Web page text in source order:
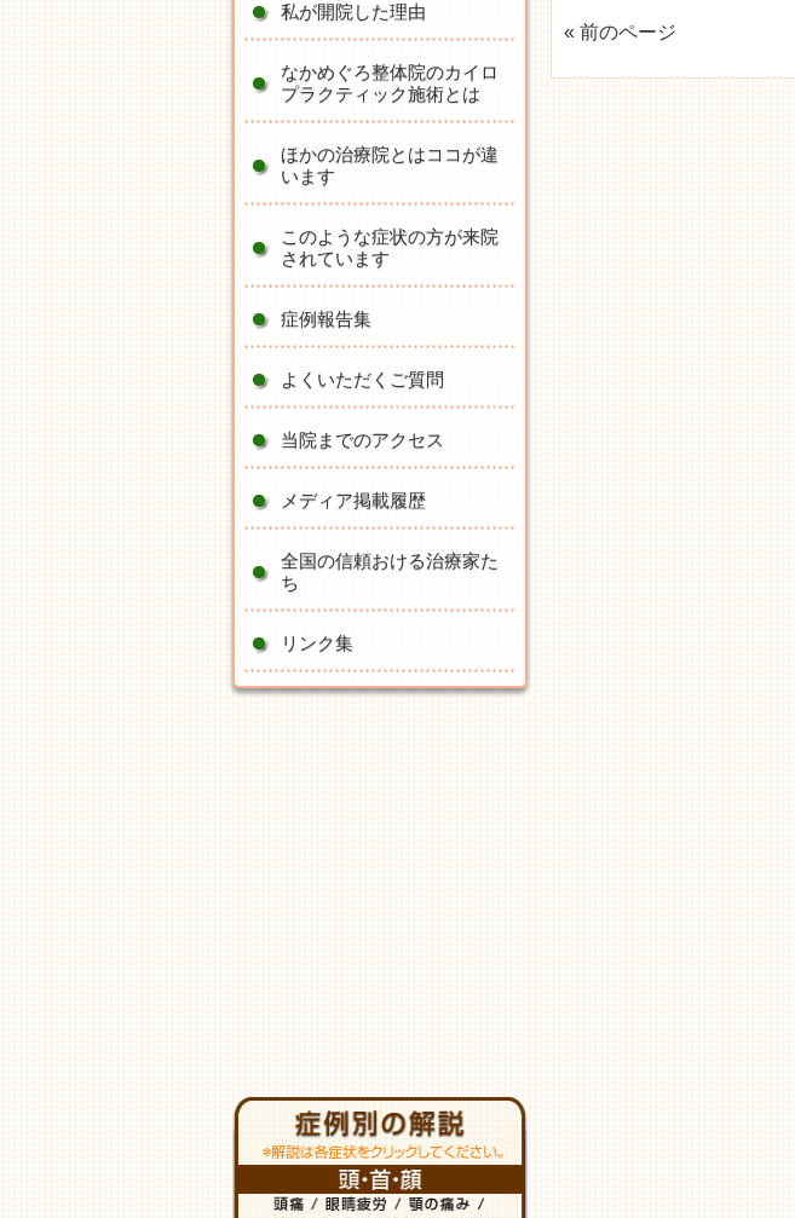
« 前のページ
私が開院した理由
なかめぐろ整体院のカイロ
プラクティック施術とは
ほかの治療院とはココが違
います
このような症状の方が来院
されています
症例報告集
よくいただくご質問
当院までのアクセス
メディア掲載履歴
全国の信頼おける治療家た
ち
リンク集